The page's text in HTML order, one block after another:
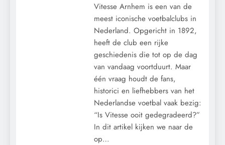
Vitesse Arnhem is een van de
meest iconische voetbalclubs in
Nederland. Opgericht in 1892,
heeft de club een rijke
geschiedenis die tot op de dag
van vandaag voortduurt. Maar
één vraag houdt de fans,
historici en liefhebbers van het
Nederlandse voetbal vaak bezig:
“Is Vitesse ooit gedegradeerd?”
In dit artikel kijken we naar de
op…